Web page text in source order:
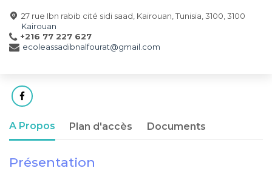
27 rue Ibn rabib cité sidi saad, Kairouan, Tunisia, 3100, 3100
Kairouan
+216 77 227 627
ecoleassadibnalfourat@gmail.com
A Propos Plan d'accès Documents
Présentation